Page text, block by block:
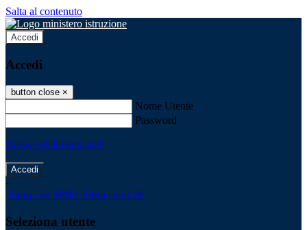
Salta al contenuto
Accedi
Accedi
button close ×
Nome Utente
Password
Password dimenticata?
-
Entra con SPID Entra con CIE
Seleziona utente